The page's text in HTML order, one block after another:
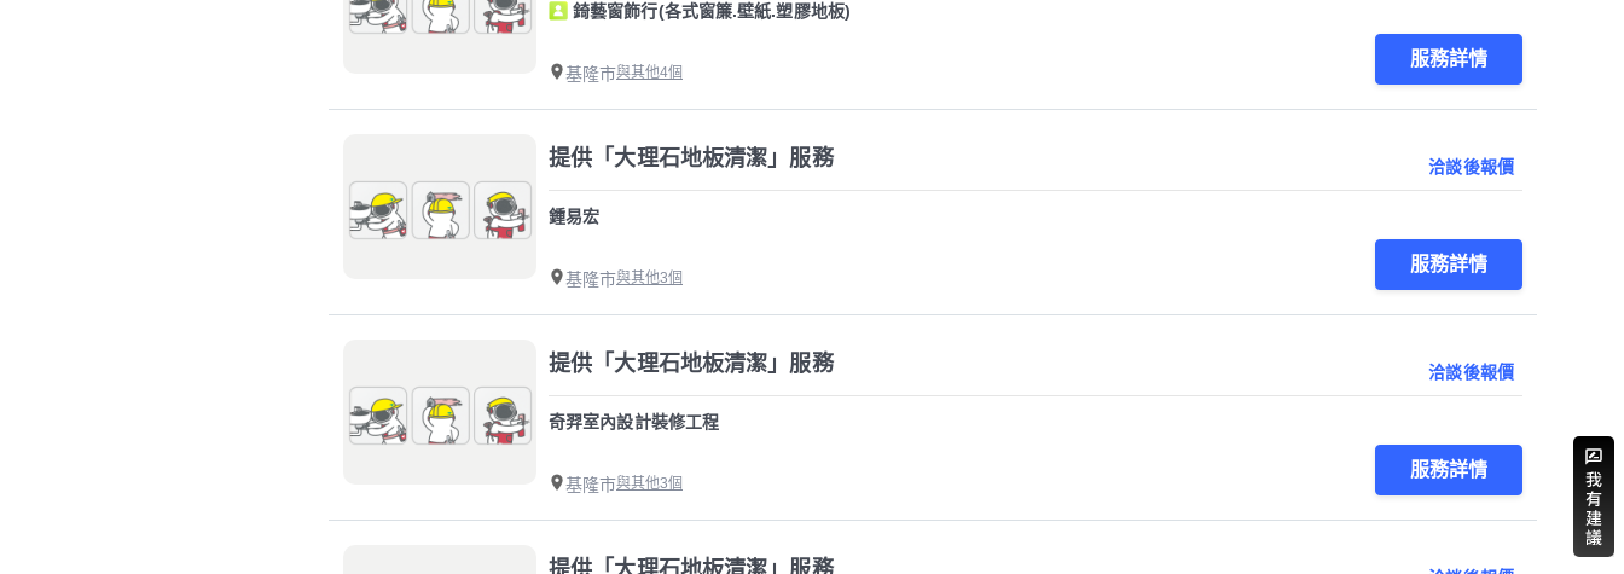
錡藝窗飾行(各式窗簾.壁紙.塑膠地板)
基隆市與其他4個
服務詳情
提供「大理石地板清潔」服務 洽談後報價
鍾易宏
基隆市與其他3個
服務詳情
提供「大理石地板清潔」服務 洽談後報價
奇羿室內設計裝修工程
基隆市與其他3個
服務詳情
提供「大理石地板清潔」服務